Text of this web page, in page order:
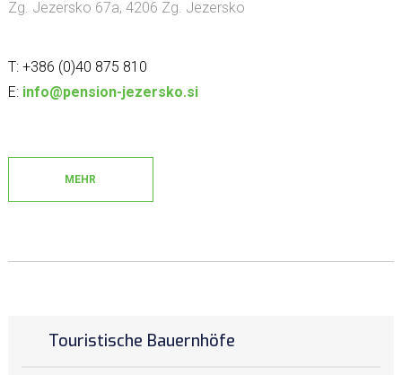
Zg. Jezersko 67a, 4206 Zg. Jezersko
T: +386 (0)40 875 810
E: info@pension-jezersko.si
MEHR
Touristische Bauernhöfe